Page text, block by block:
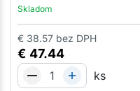
Skladom
€ 47.44
€ 38.57 bez DPH
ks